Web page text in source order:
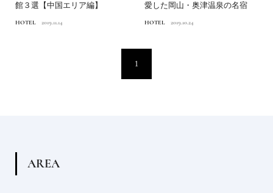
館３選【中国エリア編】
HOTEL 2019.11.14
愛した岡山・奥津温泉の名宿
HOTEL 2019.10.24
1
AREA